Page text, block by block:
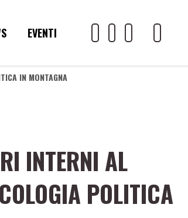
EVENTI
IN MONTAGNA
INTERNI AL
POLITICA